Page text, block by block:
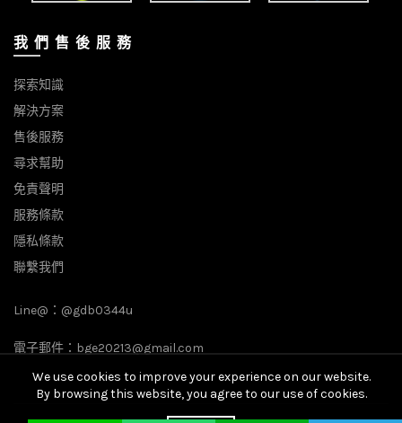
我 們 售 後 服 務
探索知識
解決方案
售後服務
尋求幫助
免責聲明
服務條款
隱私條款
聯繫我們
Line@： @gdb0344u
電子郵件： bge20213@gmail.com
We use cookies to improve your experience on our website.
By browsing this website, you agree to our use of cookies.